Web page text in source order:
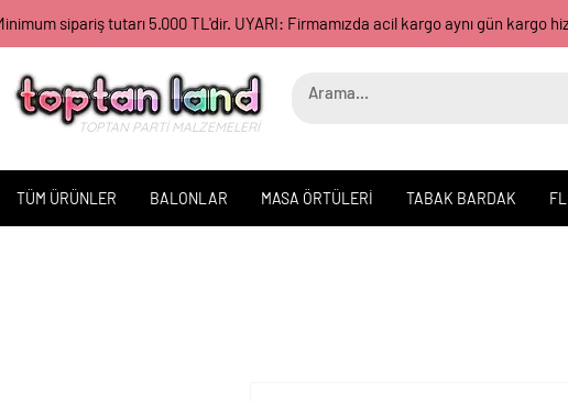
sipariş tutarı 5.000 TL'dir. UYARI: Firmamızda acil kargo aynı gün
TOPTAN PARTİ MALZEMELERİ
TÜM ÜRÜNLER BALONLAR MASA ÖRTÜLERİ TABAK BARDAK